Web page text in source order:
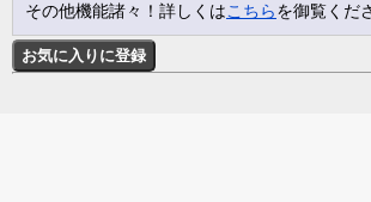
その他機能諸々！詳しくはこちらを御覧くだ